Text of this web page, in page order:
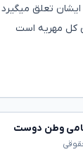
تعلق
کل مهریه است
وطن دوست